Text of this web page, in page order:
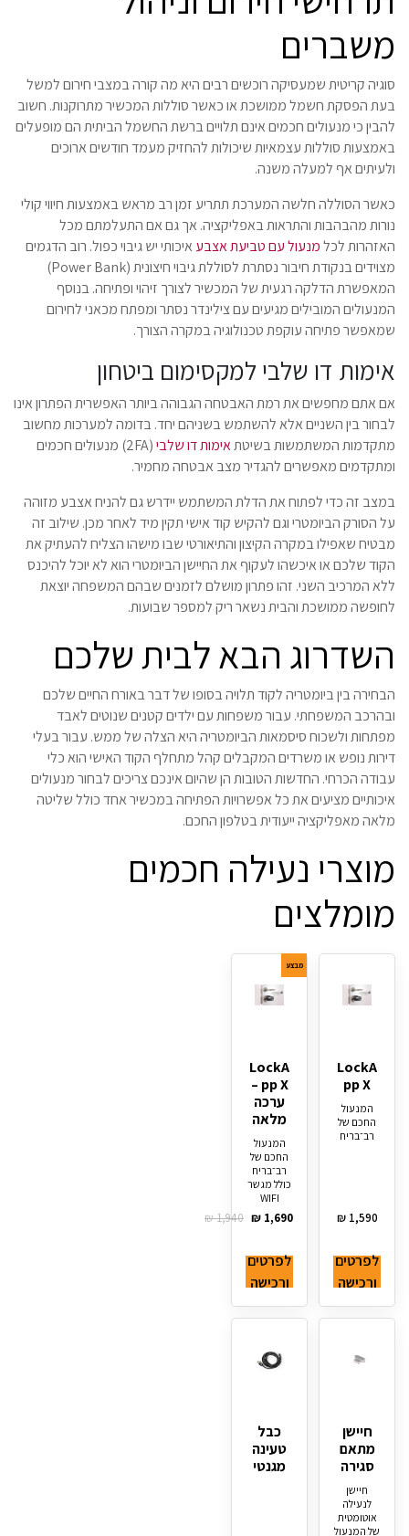
משברים
סוגיה קריטית שמעסיקה רוכשים רבים היא מה קורה במצבי חירום למשל
בעת הפסקת חשמל ממושכת או כאשר סוללות המכשיר מתרוקנות. חשוב
להבין כי מנעולים חכמים אינם תלויים ברשת החשמל הביתית הם מופעלים
באמצעות סוללות עצמאיות שיכולות להחזיק מעמד חודשים ארוכים
ולעיתים אף למעלה משנה.
כאשר הסוללה חלשה המערכת תתריע זמן רב מראש באמצעות חיווי קולי
נורות מהבהבות והתראות באפליקציה. אך גם אם התעלמתם מכל
האזהרות לכלמנעול עם טביעת אצבע איכותי יש גיבוי כפול. רוב הדגמים
מצוידים בנקודת חיבור נסתרת לסוללת גיבוי חיצונית (Power Bank)
המאפשרת הדלקה רגעית של המכשיר לצורך זיהוי ופתיחה. בנוסף
המנעולים המובילים מגיעים עם צילינדר נסתר ומפתח מכאני לחירום
שמאפשר פתיחה עוקפת טכנולוגיה במקרה הצורך.
אימות דו שלבי למקסימום ביטחון
אם אתם מחפשים את רמת האבטחה הגבוהה ביותר האפשרית הפתרון אינו
לבחור בין השניים אלא להשתמש בשניהם יחד. בדומה למערכות מחשוב
מתקדמות המשתמשות בשיטתאימות דו שלבי
(2FA) מנעולים חכמים
ומתקדמים מאפשרים להגדיר מצב אבטחה מחמיר.
במצב זה כדי לפתוח את הדלת המשתמש יידרש גם להניח אצבע מזוהה
על הסורק הביומטרי וגם להקיש קוד אישי תקין מיד לאחר מכן. שילוב זה
מבטיח שאפילו במקרה הקיצון והתיאורטי שבו מישהו הצליח להעתיק את
הקוד שלכם או איכשהו לעקוף את החיישן הביומטרי הוא לא יוכל להיכנס
ללא המרכיב השני. זהו פתרון מושלם לזמנים שבהם המשפחה יוצאת
לחופשה ממושכת והבית נשאר ריק למספר שבועות.
השדרוג הבא לבית שלכם
הבחירה בין ביומטריה לקוד תלויה בסופו של דבר באורח החיים שלכם
ובהרכב המשפחתי. עבור משפחות עם ילדים קטנים שנוטים לאבד
מפתחות ולשכוח סיסמאות הביומטריה היא הצלה של ממש. עבור בעלי
דירות נופש או משרדים המקבלים קהל מתחלף הקוד האישי הוא כלי
עבודה הכרחי. החדשות הטובות הן שהיום אינכם צריכים לבחור מנעולים
איכותיים מציעים את כל אפשרויות הפתיחה במכשיר אחד כולל שליטה
מלאה מאפליקציה ייעודית בטלפון החכם.
מוצרי נעילה חכמים
מומלצים
LockA
pp X
המנעול
החכם של
רב־בריח
₪1,590
לפרטים
ורכישה
מבצע
LockA
pp X –
ערכה
מלאה
המנעול
החכם של
רב־בריח
כולל מגשר
WIFI
₪1,940 ₪ 1,690
לפרטים
ורכישה
חיישן
מתאם
סגירה
חיישן
לנעילה
אוטומטית
של המנעול
כבל
טעינה
מגנטי